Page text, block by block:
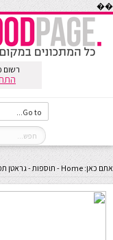
��
רשום
אתם כאן: Home
- תוספות-גראטן